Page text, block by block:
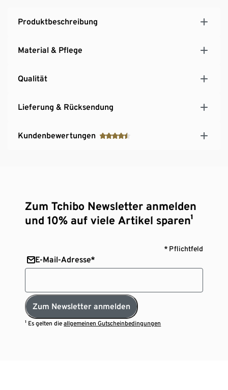
Produktbeschreibung
Material & Pflege
Qualität
Lieferung & Rücksendung
Kundenbewertungen
Zum Tchibo Newsletter anmelden
und 10% auf viele Artikel sparen¹
* Pflichtfeld
E-Mail-Adresse*
Zum Newsletter anmelden
¹ Es gelten dieallgemeinen Gutscheinbedingungen